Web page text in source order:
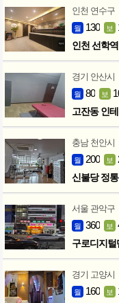
인천 연수구
월 130 보
인천 선학
경기 안산시
월 80 보
고잔동 인
충남 천안시
월 200 보
신불당 정
서울 관악구
월 360 보
구로디지털
경기 고양시
월 160 보